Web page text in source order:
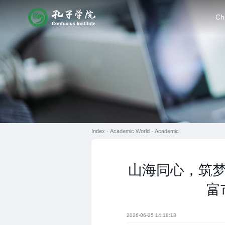
Index · Academic World · Academic
山海同心，筑
富
2026-06-25 14:18:18